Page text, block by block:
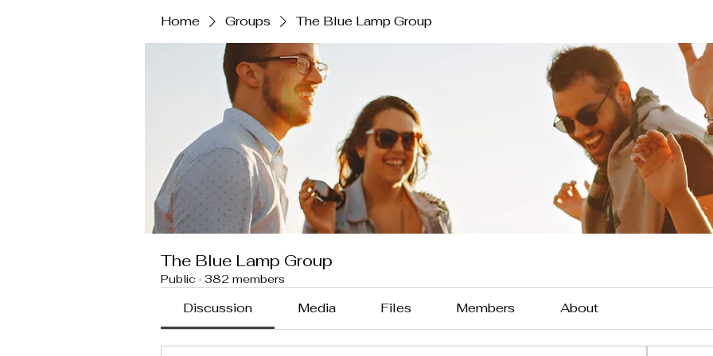
Home Groups The Blue Lamp Group
The Blue Lamp Group
Public · 382 members
Discussion Media Files Members About